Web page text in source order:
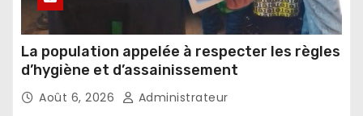
La population appelée à respecter les règles
d’hygiène et d’assainissement
Août 6, 2026 Administrateur